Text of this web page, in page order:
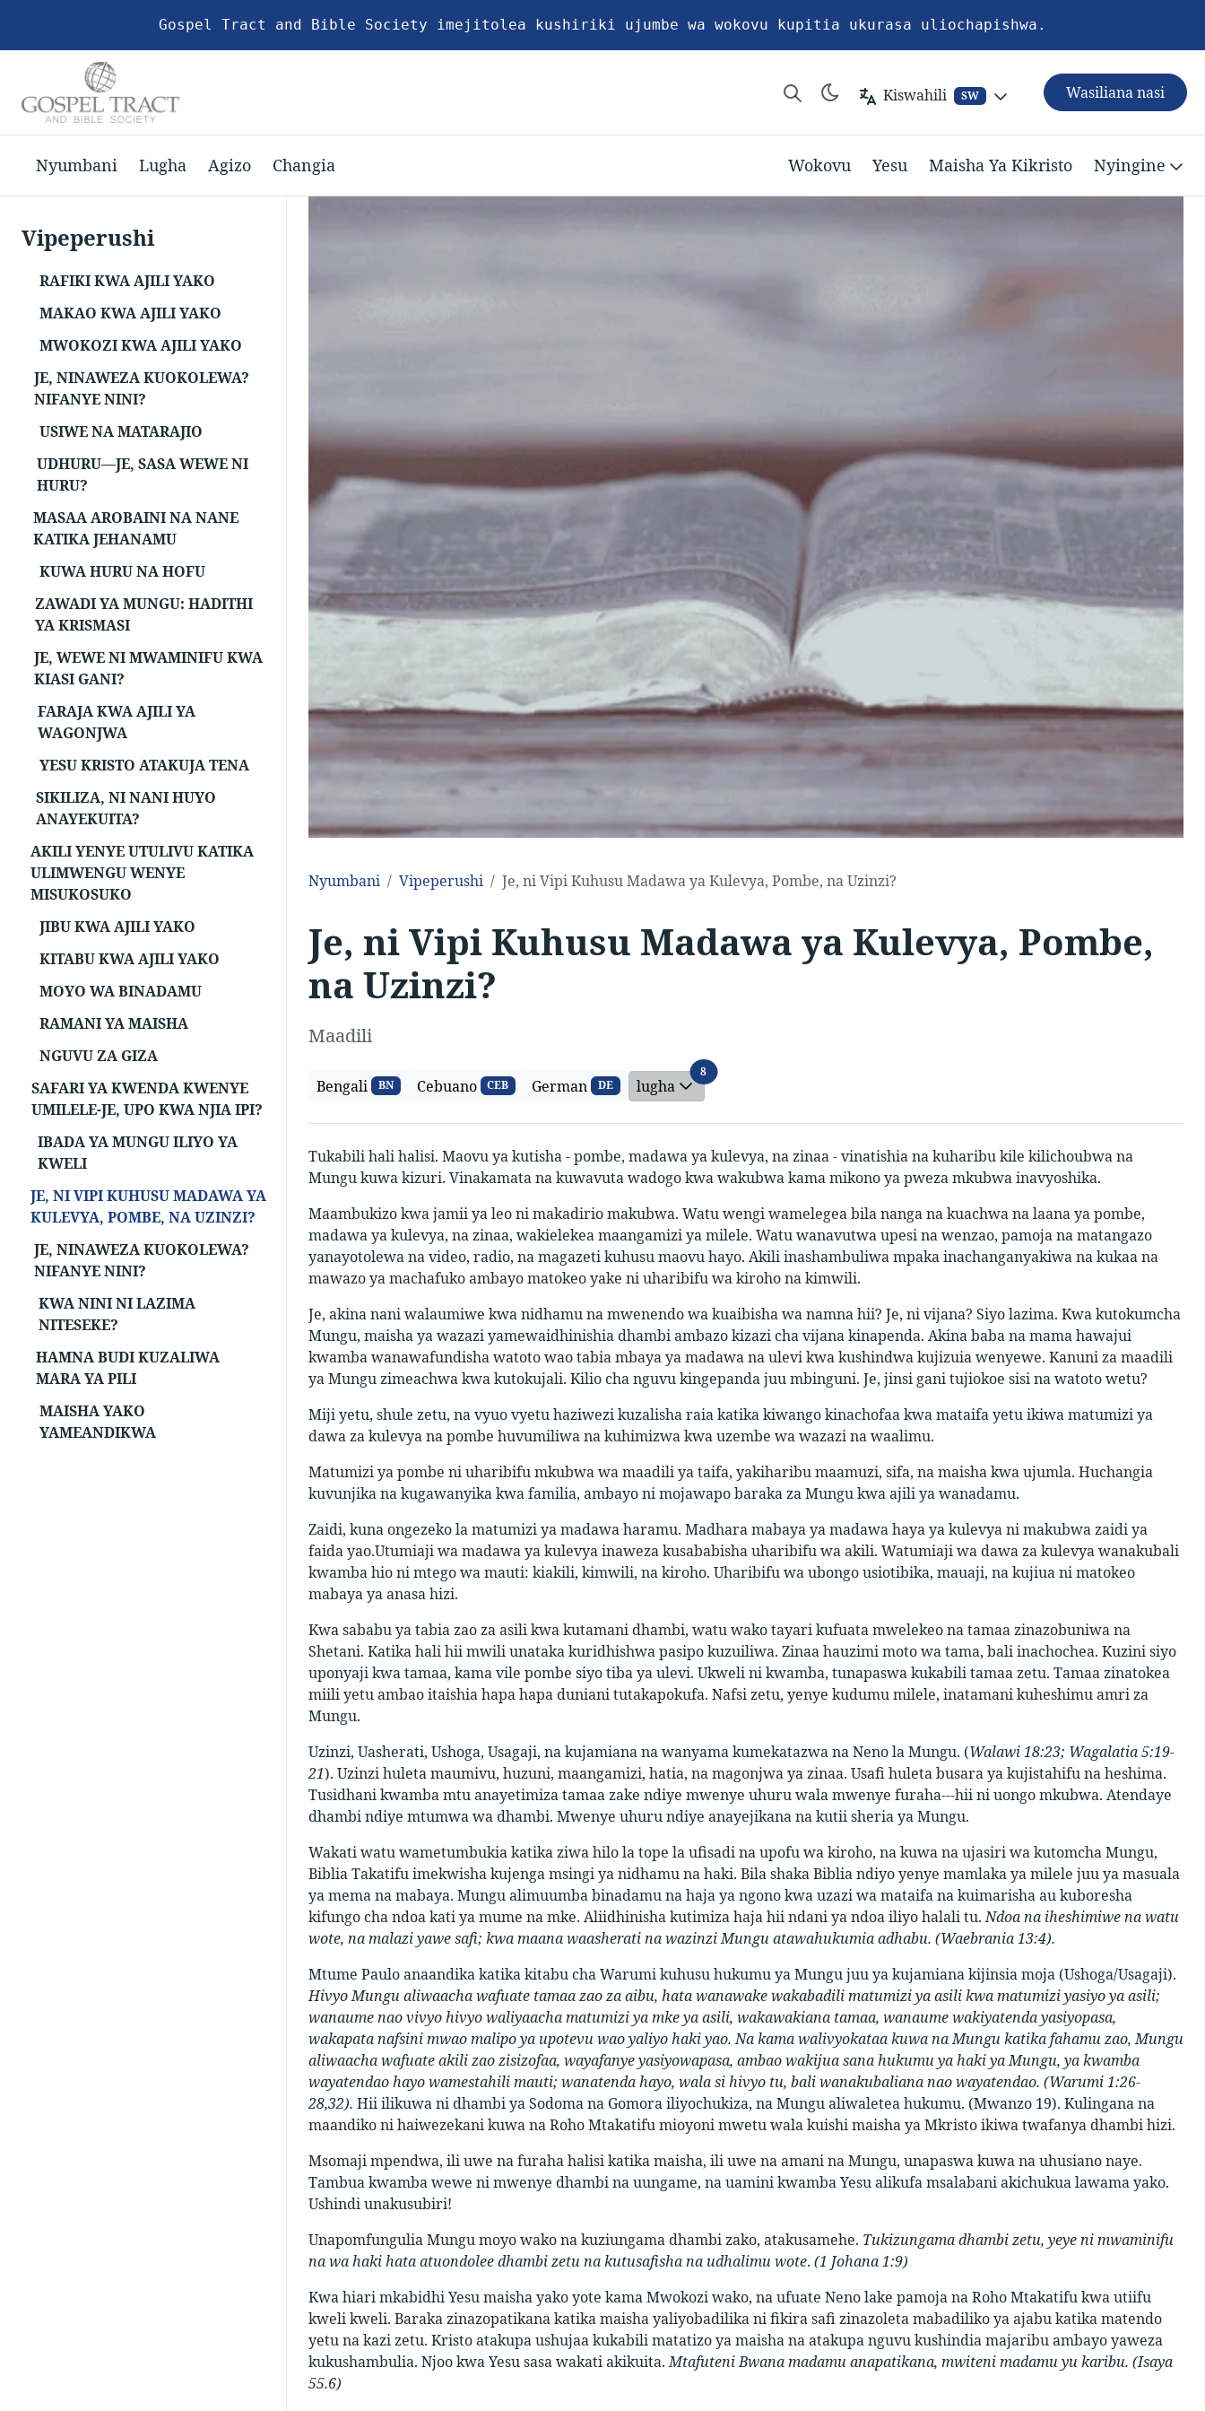
Gospel Tract and Bible Society imejitolea kushiriki ujumbe wa wokovu kupitia ukurasa uliochapishwa.
Kiswahili SW Wasiliana nasi
Nyumbani Lugha Agizo Changia Wokovu Yesu Maisha Ya Kikristo Nyingine
Vipeperushi
RAFIKI KWA AJILI YAKO
MAKAO KWA AJILI YAKO
MWOKOZI KWA AJILI YAKO
JE, NINAWEZA KUOKOLEWA?
NIFANYE NINI?
USIWE NA MATARAJIO
UDHURU—JE, SASA WEWE NI
HURU?
MASAA AROBAINI NA NANE
KATIKA JEHANAMU
KUWA HURU NA HOFU
ZAWADI YA MUNGU: HADITHI
YA KRISMASI
JE, WEWE NI MWAMINIFU KWA
KIASI GANI?
FARAJA KWA AJILI YA
WAGONJWA
YESU KRISTO ATAKUJA TENA
SIKILIZA, NI NANI HUYO
ANAYEKUITA?
AKILI YENYE UTULIVU KATIKA
ULIMWENGU WENYE
MISUKOSUKO
JIBU KWA AJILI YAKO
KITABU KWA AJILI YAKO
MOYO WA BINADAMU
RAMANI YA MAISHA
NGUVU ZA GIZA
SAFARI YA KWENDA KWENYE
UMILELE-JE, UPO KWA NJIA IPI?
IBADA YA MUNGU ILIYO YA
KWELI
JE, NI VIPI KUHUSU MADAWA YA
KULEVYA, POMBE, NA UZINZI?
JE, NINAWEZA KUOKOLEWA?
NIFANYE NINI?
KWA NINI NI LAZIMA
NITESEKE?
HAMNA BUDI KUZALIWA
MARA YA PILI
MAISHA YAKO
YAMEANDIKWA
Nyumbani Vipeperushi Je, ni Vipi Kuhusu Madawa ya Kulevya, Pombe, na Uzinzi?
Je, ni Vipi Kuhusu Madawa ya Kulevya, Pombe,
na Uzinzi?
Maadili
Bengali BN Cebuano CEB German DE lugha
8lugha
Tukabili hali halisi. Maovu ya kutisha - pombe, madawa ya kulevya, na zinaa - vinatishia na kuharibu kile kilichoubwa na
Mungu kuwa kizuri. Vinakamata na kuwavuta wadogo kwa wakubwa kama mikono ya pweza mkubwa inavyoshika.
Maambukizo kwa jamii ya leo ni makadirio makubwa. Watu wengi wamelegea bila nanga na kuachwa na laana ya pombe,
madawa ya kulevya, na zinaa, wakielekea maangamizi ya milele. Watu wanavutwa upesi na wenzao, pamoja na matangazo
yanayotolewa na video, radio, na magazeti kuhusu maovu hayo. Akili inashambuliwa mpaka inachanganyakiwa na kukaa na
mawazo ya machafuko ambayo matokeo yake ni uharibifu wa kiroho na kimwili.
Je, akina nani walaumiwe kwa nidhamu na mwenendo wa kuaibisha wa namna hii? Je, ni vijana? Siyo lazima. Kwa kutokumcha
Mungu, maisha ya wazazi yamewaidhinishia dhambi ambazo kizazi cha vijana kinapenda. Akina baba na mama hawajui
kwamba wanawafundisha watoto wao tabia mbaya ya madawa na ulevi kwa kushindwa kujizuia wenyewe. Kanuni za maadili
ya Mungu zimeachwa kwa kutokujali. Kilio cha nguvu kingepanda juu mbinguni. Je, jinsi gani tujiokoe sisi na watoto wetu?
Miji yetu, shule zetu, na vyuo vyetu haziwezi kuzalisha raia katika kiwango kinachofaa kwa mataifa yetu ikiwa matumizi ya
dawa za kulevya na pombe huvumiliwa na kuhimizwa kwa uzembe wa wazazi na waalimu.
Matumizi ya pombe ni uharibifu mkubwa wa maadili ya taifa, yakiharibu maamuzi, sifa, na maisha kwa ujumla. Huchangia
kuvunjika na kugawanyika kwa familia, ambayo ni mojawapo baraka za Mungu kwa ajili ya wanadamu.
Zaidi, kuna ongezeko la matumizi ya madawa haramu. Madhara mabaya ya madawa haya ya kulevya ni makubwa zaidi ya
faida yao.Utumiaji wa madawa ya kulevya inaweza kusababisha uharibifu wa akili. Watumiaji wa dawa za kulevya wanakubali
kwamba hio ni mtego wa mauti: kiakili, kimwili, na kiroho. Uharibifu wa ubongo usiotibika, mauaji, na kujiua ni matokeo
mabaya ya anasa hizi.
Kwa sababu ya tabia zao za asili kwa kutamani dhambi, watu wako tayari kufuata mwelekeo na tamaa zinazobuniwa na
Shetani. Katika hali hii mwili unataka kuridhishwa pasipo kuzuiliwa. Zinaa hauzimi moto wa tama, bali inachochea. Kuzini siyo
uponyaji kwa tamaa, kama vile pombe siyo tiba ya ulevi. Ukweli ni kwamba, tunapaswa kukabili tamaa zetu. Tamaa zinatokea
miili yetu ambao itaishia hapa hapa duniani tutakapokufa. Nafsi zetu, yenye kudumu milele, inatamani kuheshimu amri za
Mungu.
Uzinzi, Uasherati, Ushoga, Usagaji, na kujamiana na wanyama kumekatazwa na Neno la Mungu. (Walawi 18:23; Wagalatia 5:19-
21). Uzinzi huleta maumivu, huzuni, maangamizi, hatia, na magonjwa ya zinaa. Usafi huleta busara ya kujistahifu na heshima.
Tusidhani kwamba mtu anayetimiza tamaa zake ndiye mwenye uhuru wala mwenye furaha---hii ni uongo mkubwa. Atendaye
dhambi ndiye mtumwa wa dhambi. Mwenye uhuru ndiye anayejikana na kutii sheria ya Mungu.
Wakati watu wametumbukia katika ziwa hilo la tope la ufisadi na upofu wa kiroho, na kuwa na ujasiri wa kutomcha Mungu,
Biblia Takatifu imekwisha kujenga msingi ya nidhamu na haki. Bila shaka Biblia ndiyo yenye mamlaka ya milele juu ya masuala
ya mema na mabaya. Mungu alimuumba binadamu na haja ya ngono kwa uzazi wa mataifa na kuimarisha au kuboresha
kifungo cha ndoa kati ya mume na mke. Aliidhinisha kutimiza haja hii ndani ya ndoa iliyo halali tu.Ndoa na iheshimiwe na watu
wote, na malazi yawe safi; kwa maana waasherati na wazinzi Mungu atawahukumia adhabu. (Waebrania 13:4).
Mtume Paulo anaandika katika kitabu cha Warumi kuhusu hukumu ya Mungu juu ya kujamiana kijinsia moja (Ushoga/Usagaji).
Hivyo Mungu aliwaacha wafuate tamaa zao za aibu, hata wanawake wakabadili matumizi ya asili kwa matumizi yasiyo ya asili;
wanaume nao vivyo hivyo waliyaacha matumizi ya mke ya asili, wakawakiana tamaa, wanaume wakiyatenda yasiyopasa,
wakapata nafsini mwao malipo ya upotevu wao yaliyo haki yao. Na kama walivyokataa kuwa na Mungu katika fahamu zao, Mungu
aliwaacha wafuate akili zao zisizofaa, wayafanye yasiyowapasa, ambao wakijua sana hukumu ya haki ya Mungu, ya kwamba
wayatendao hayo wamestahili mauti; wanatenda hayo, wala si hivyo tu, bali wanakubaliana nao wayatendao. (Warumi 1:26-
28,32). Hii ilikuwa ni dhambi ya Sodoma na Gomora iliyochukiza, na Mungu aliwaletea hukumu. (Mwanzo 19). Kulingana na
maandiko ni haiwezekani kuwa na Roho Mtakatifu mioyoni mwetu wala kuishi maisha ya Mkristo ikiwa twafanya dhambi hizi.
Msomaji mpendwa, ili uwe na furaha halisi katika maisha, ili uwe na amani na Mungu, unapaswa kuwa na uhusiano naye.
Tambua kwamba wewe ni mwenye dhambi na uungame, na uamini kwamba Yesu alikufa msalabani akichukua lawama yako.
Ushindi unakusubiri!
Unapomfungulia Mungu moyo wako na kuziungama dhambi zako, atakusamehe. Tukizungama dhambi zetu, yeye ni mwaminifu
na wa haki hata atuondolee dhambi zetu na kutusafisha na udhalimu wote. (1 Johana 1:9)
Kwa hiari mkabidhi Yesu maisha yako yote kama Mwokozi wako, na ufuate Neno lake pamoja na Roho Mtakatifu kwa utiifu
kweli kweli. Baraka zinazopatikana katika maisha yaliyobadilika ni fikira safi zinazoleta mabadiliko ya ajabu katika matendo
yetu na kazi zetu. Kristo atakupa ushujaa kukabili matatizo ya maisha na atakupa nguvu kushindia majaribu ambayo yaweza
kukushambulia. Njoo kwa Yesu sasa wakati akikuita.Mtafuteni Bwana madamu anapatikana, mwiteni madamu yu karibu. (Isaya
55.6)